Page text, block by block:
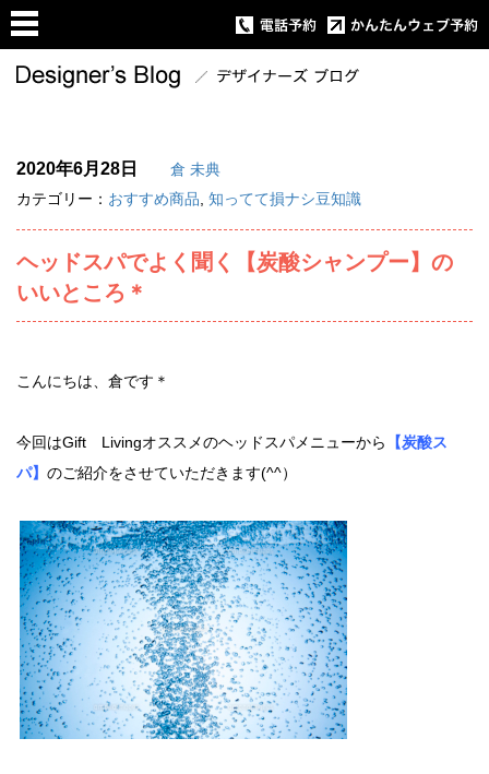
2020年6月28日
倉 未典
カテゴリー： おすすめ商品, 知ってて損ナシ豆知識
ヘッドスパでよく聞く【炭酸シャンプー】の
いいところ＊
こんにちは、倉です＊
今回はGift Livingオススメのヘッドスパメニューから
【炭酸ス
パ】 のご紹介をさせていただきます(^^）